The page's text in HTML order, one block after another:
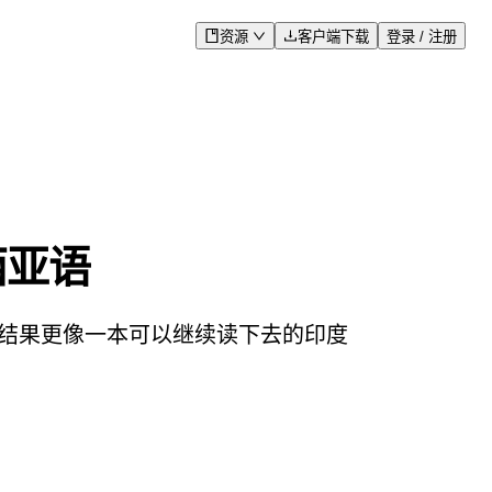
资源 客户端下载 登录 / 注册
语
果更像一本可以继续读下去的印度